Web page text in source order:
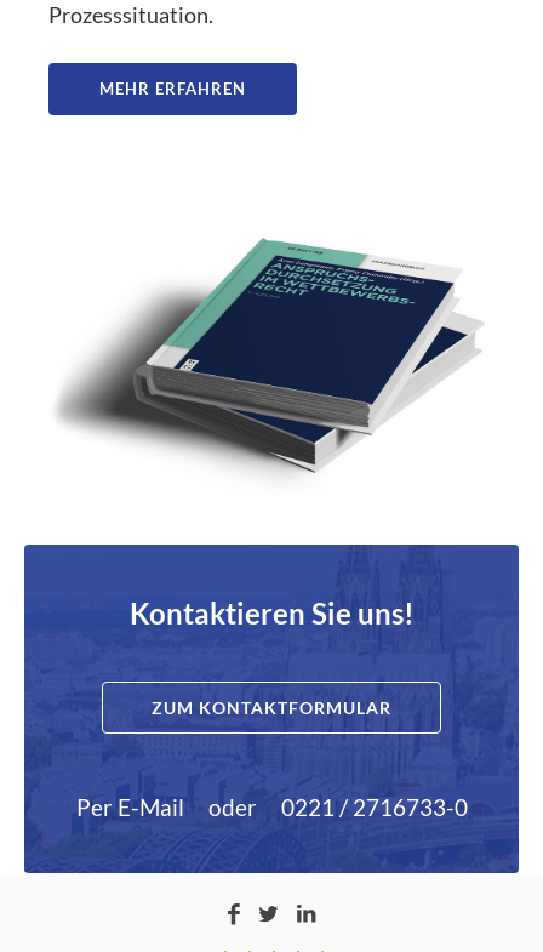
Prozesssituation.
MEHR ERFAHREN
Kontaktieren Sie uns!
ZUM KONTAKTFORMULAR
Per E-Mail oder 0221 / 2716733-0